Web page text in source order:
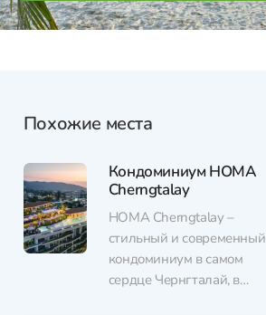
Похожие места
Кондоминиум HOMA
Cherngtalay
HOMA Cherngtalay –
стильный и современный
кондоминиум в самом
сердце Чернгталай, в